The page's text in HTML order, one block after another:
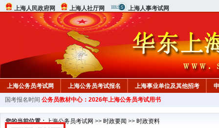
上海人民政府网 上海人社厅网 上海人事考试网
上海公务员考试网 上海公务员考试报名 上海事业单位及其他招考
行测真题 在线咨询 教材中心
国考报名时间 公务员教材中心：2026年上海公务员考试用书
您的当前位置：上海公务员考试网 >> 时政要闻 >> 时政资料